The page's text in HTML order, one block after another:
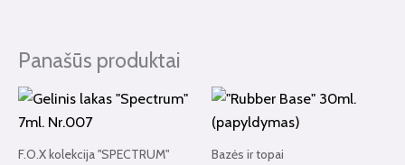
Panašūs produktai
F.O.X kolekcija "SPECTRUM" Bazės ir topai